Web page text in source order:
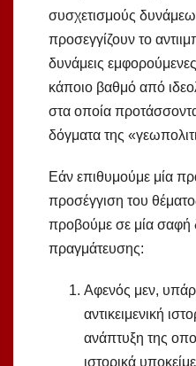
συσχετισμούς
προσεγγίζουν το
δυνάμεις
κάποιο βαθμό από
στα οποία
δόγματα της
Εάν επιθυμούμε μία
προσέγγιση του
προβούμε σε μία σαφή
πραγμάτευσης:
Αφενός μεν,
αντικειμενική
ανάπτυξη της
ιστορικά